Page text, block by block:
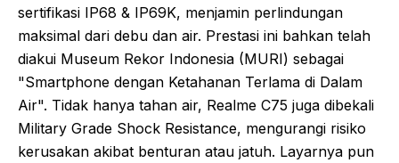
sertifikasi IP68 & IP69K, menjamin perlindungan
maksimal dari debu dan air. Prestasi ini bahkan telah
diakui Museum Rekor Indonesia (MURI) sebagai
"Smartphone dengan Ketahanan Terlama di Dalam
Air". Tidak hanya tahan air, Realme C75 juga dibekali
Military Grade Shock Resistance, mengurangi risiko
kerusakan akibat benturan atau jatuh. Layarnya pun